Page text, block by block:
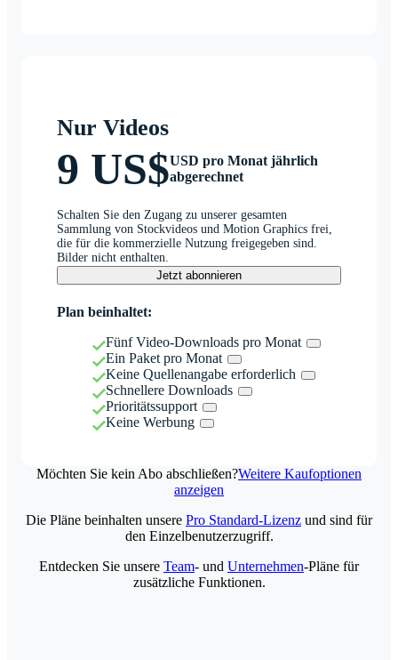
Nur Videos
9 US$USD pro Monat jährlich
abgerechnet
Schalten Sie den Zugang zu unserer gesamten
Sammlung von Stockvideos und Motion Graphics frei,
die für die kommerzielle Nutzung freigegeben sind.
Bilder nicht enthalten.
Jetzt abonnieren
Plan beinhaltet:
Fünf Video-Downloads pro Monat
Ein Paket pro Monat
Keine Quellenangabe erforderlich
Schnellere Downloads
Prioritätssupport
Keine Werbung
Möchten Sie kein Abo abschließen?Weitere Kaufoptionen
anzeigen
Die Pläne beinhalten unsere Pro Standard-Lizenz und sind für
den Einzelbenutzerzugriff.
Entdecken Sie unsere Team- und Unternehmen-Pläne für
zusätzliche Funktionen.